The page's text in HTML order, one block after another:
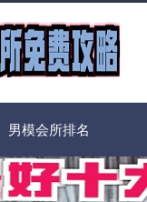
男模会所排名